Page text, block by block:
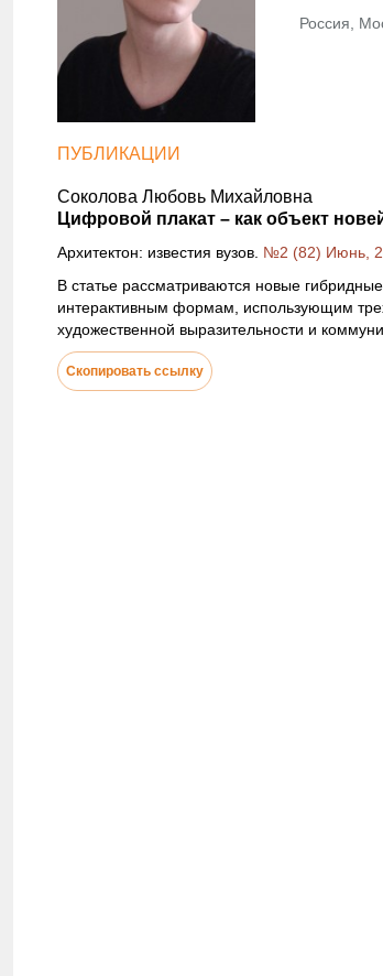
Россия,
ПУБЛИКАЦИИ
Соколова Любовь Михайловна
Цифровой плакат – как объект
Архитектон: известия вузов. №2 (82) Июнь,
В статье рассматриваются новые
интерактивным формам, использующим
художественной выразительности и
Скопировать ссылку